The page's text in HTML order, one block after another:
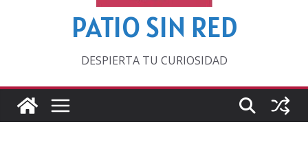
PATIO SIN RED
DESPIERTA TU CURIOSIDAD